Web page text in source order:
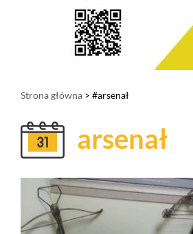
Strona główna > #arsenał
arsenał